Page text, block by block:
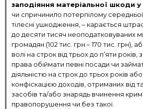
заподіяння матеріальної шкоди у
чи спричинило потерпілому середньої
тілесні ушкодження, – карається
до десяти тисяч неоподатковуваних
громадян (102 тис. грн – 170 тис. грн),
волі на строк від трьох до п’яти
права обіймати певні посади чи
діяльністю на строк до трьох років
конфіскацією доходів, отриманих від
засобів та/або знарядь вчинення
правопорушення чи без такої.